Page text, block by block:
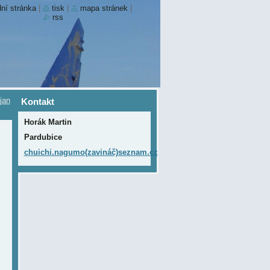
Kontakt
Horák Martin
Pardubice
chuichi.nagumo(zavináč)seznam.cz
stránka tisk mapa stránek
rss